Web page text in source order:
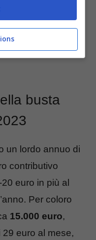
busta
un lordo annuo di
contributivo
euro in più al
Per coloro
15.000 euro,
euro al mese,